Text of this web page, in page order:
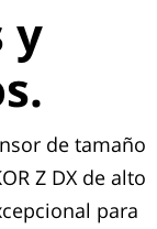
y
de tamaño
Z DX de alto
para